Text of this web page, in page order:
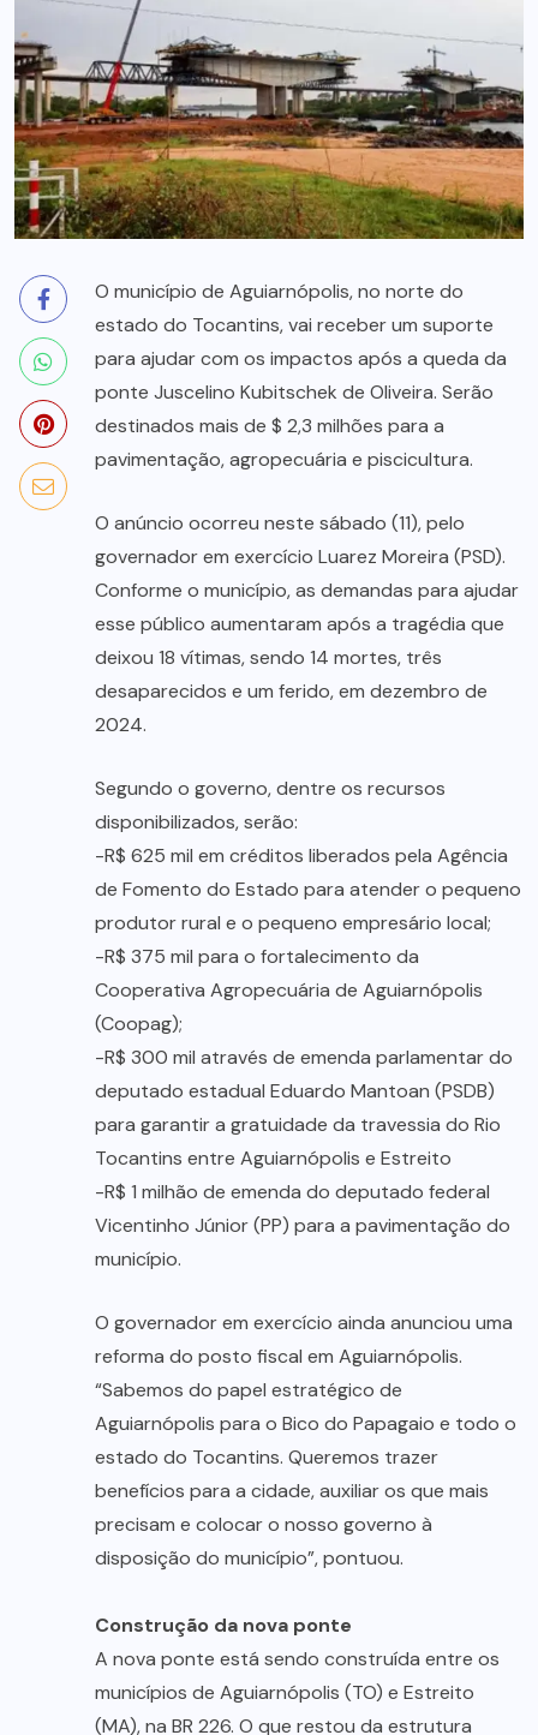
O município de Aguiarnópolis, no norte do
estado do Tocantins, vai receber um suporte
para ajudar com os impactos após a queda da
ponte Juscelino Kubitschek de Oliveira. Serão
destinados mais de $ 2,3 milhões para a
pavimentação, agropecuária e piscicultura.
O anúncio ocorreu neste sábado (11), pelo
governador em exercício Luarez Moreira (PSD).
Conforme o município, as demandas para ajudar
esse público aumentaram após a tragédia que
deixou 18 vítimas, sendo 14 mortes, três
desaparecidos e um ferido, em dezembro de
2024.
Segundo o governo, dentre os recursos
disponibilizados, serão:
-R$ 625 mil em créditos liberados pela Agência
de Fomento do Estado para atender o pequeno
produtor rural e o pequeno empresário local;
-R$ 375 mil para o fortalecimento da
Cooperativa Agropecuária de Aguiarnópolis
(Coopag);
-R$ 300 mil através de emenda parlamentar do
deputado estadual Eduardo Mantoan (PSDB)
para garantir a gratuidade da travessia do Rio
Tocantins entre Aguiarnópolis e Estreito
-R$ 1 milhão de emenda do deputado federal
Vicentinho Júnior (PP) para a pavimentação do
município.
O governador em exercício ainda anunciou uma
reforma do posto fiscal em Aguiarnópolis.
“Sabemos do papel estratégico de
Aguiarnópolis para o Bico do Papagaio e todo o
estado do Tocantins. Queremos trazer
benefícios para a cidade, auxiliar os que mais
precisam e colocar o nosso governo à
disposição do município”, pontuou.
Construção da nova ponte
A nova ponte está sendo construída entre os
municípios de Aguiarnópolis (TO) e Estreito
(MA), na BR 226. O que restou da estrutura